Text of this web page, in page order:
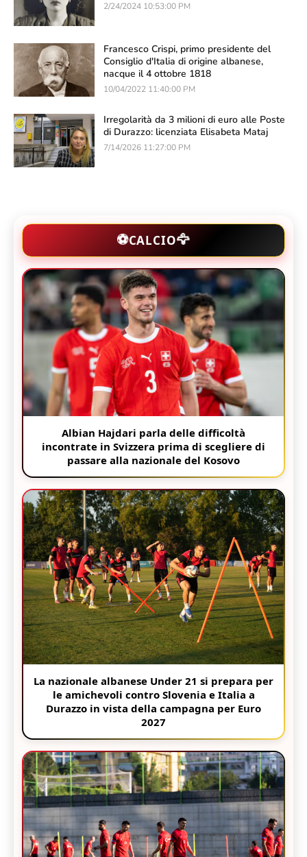
2/24/2024 10:53:00 PM
Francesco Crispi, primo presidente del
Consiglio d'Italia di origine albanese,
nacque il 4 ottobre 1818
10/04/2022 11:40:00 PM
Irregolarità da 3 milioni di euro alle Poste
di Durazzo: licenziata Elisabeta Mataj
7/14/2026 11:27:00 PM
⚽CALCIO🦅
Albian Hajdari parla delle difficoltà
incontrate in Svizzera prima di scegliere di
passare alla nazionale del Kosovo
La nazionale albanese Under 21 si prepara per
le amichevoli contro Slovenia e Italia a
Durazzo in vista della campagna per Euro
2027